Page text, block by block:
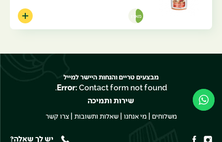
מארז
מבצעים טריים והנחות היישר למייל
Error:Contact form not found.
שירות ותמיכה
משלוחים |מי אנחנו |שאלות ותשובות |צרו קשר
יש לך שאלה?